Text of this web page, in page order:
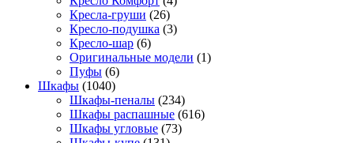
Кресла-груши (26)
Кресло-подушка (3)
Кресло-шар (6)
Оригинальные модели (1)
Пуфы (6)
Шкафы (1040)
Шкафы-пеналы (234)
Шкафы распашные (616)
Шкафы угловые (73)